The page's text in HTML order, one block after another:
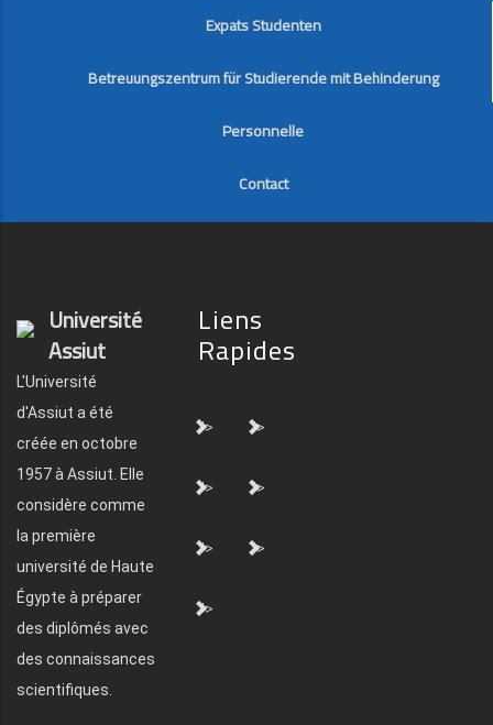
Expats Studenten
Betreuungszentrum für Studierende mit Behinderung
Personnelle
Contact
Université
Assiut
L'Université
d'Assiut a été
créée en octobre
1957 à Assiut. Elle
considère comme
la première
université de Haute
Égypte à préparer
des diplômés avec
des connaissances
scientifiques.
Liens
Rapides
"> ">
"> ">
"> ">
">